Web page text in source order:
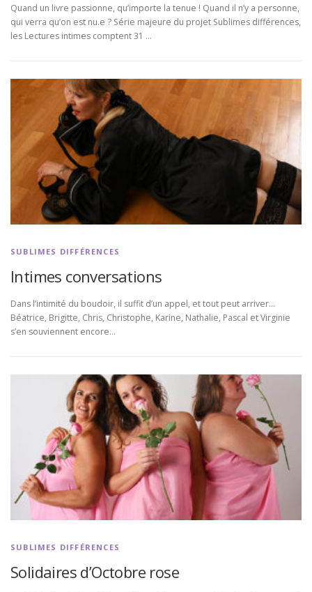
Quand un livre passionne, qu’importe la tenue ! Quand il n’y a personne,
qui verra qu’on est nu.e ? Série majeure du projet Sublimes différences,
les Lectures intimes comptent 31 …
SUBLIMES DIFFÉRENCES
Intimes conversations
Dans l’intimité du boudoir, il suffit d’un appel, et tout peut arriver…
Béatrice, Brigitte, Chris, Christophe, Karine, Nathalie, Pascal et Virginie
s’en souviennent encore…
SUBLIMES DIFFÉRENCES
Solidaires d’Octobre rose